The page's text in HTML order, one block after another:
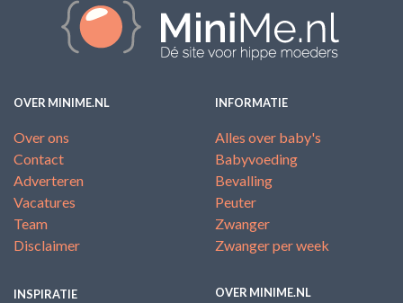
OVER MINIME.NL
Over ons
Contact
Adverteren
Vacatures
Team
Disclaimer
INFORMATIE
Alles over baby's
Babyvoeding
Bevalling
Peuter
Zwanger
Zwanger per week
INSPIRATIE OVER MINIME.NL